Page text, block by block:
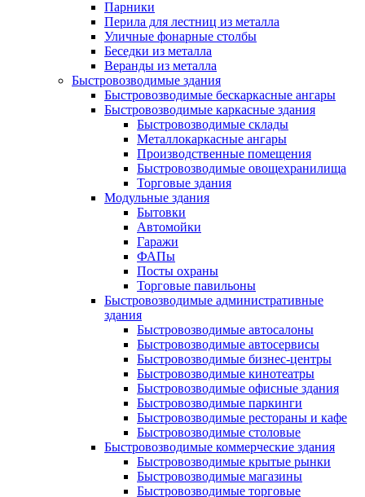
Парники
Перила для лестниц из металла
Уличные фонарные столбы
Беседки из металла
Веранды из металла
Быстровозводимые здания
Быстровозводимые бескаркасные ангары
Быстровозводимые каркасные здания
Быстровозводимые склады
Металлокаркасные ангары
Производственные помещения
Быстровозводимые овощехранилища
Торговые здания
Модульные здания
Бытовки
Автомойки
Гаражи
ФАПы
Посты охраны
Торговые павильоны
Быстровозводимые административные
здания
Быстровозводимые автосалоны
Быстровозводимые автосервисы
Быстровозводимые бизнес-центры
Быстровозводимые кинотеатры
Быстровозводимые офисные здания
Быстровозводимые паркинги
Быстровозводимые рестораны и кафе
Быстровозводимые столовые
Быстровозводимые коммерческие здания
Быстровозводимые крытые рынки
Быстровозводимые магазины
Быстровозводимые торговые